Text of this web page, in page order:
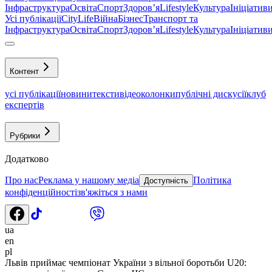
ІнфраструктураОсвітаСпортЗдоровʼяLifestyleКультура
Усі публікаціїCityLifeВійнаБізнесТранспорт та
ІнфраструктураОсвітаСпортЗдоровʼяLifestyleКультура
Контент
усі публікаціїновинитекстивідеоколонкипублічні дискусіїклуб
експертів
Рубрики
Додатково
Про насРеклама у нашому медіа Доступність Політика
конфіденційностізв'яжіться з нами
ua
en
pl
Львів приймає чемпіонат України з вільної боротьби U20: